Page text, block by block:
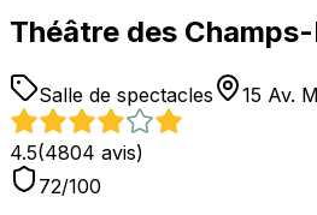
Théâtre des
Salle de spectacles 15 Av.
4.5(4804 avis)
72/100